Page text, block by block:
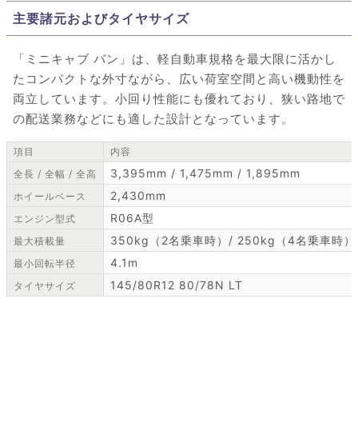
主要諸元およびタイヤサイズ
「ミニキャブ バン」は、軽自動車規格を最大限に活かし
たコンパクトな外寸ながら、広い荷室空間と高い機動性を
両立しています。小回り性能にも優れており、狭い路地で
の配送業務などにも適した設計となっています。
項目
内容
全長 / 全幅 / 全高
3,395mm / 1,475mm / 1,895mm
ホイールベース 2,430mm
エンジン型式 R06A型
最大積載量 350kg（2名乗車時）/ 250kg（4名乗車時）
最小回転半径 4.1m
タイヤサイズ 145/80R12 80/78N LT